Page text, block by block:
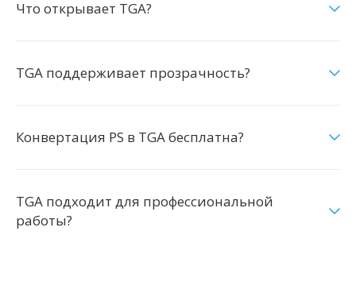
Что открывает TGA?
TGA поддерживает прозрачность?
Конвертация PS в TGA бесплатна?
TGA подходит для профессиональной
работы?